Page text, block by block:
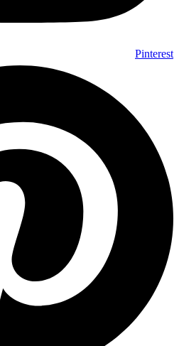
Pinterest